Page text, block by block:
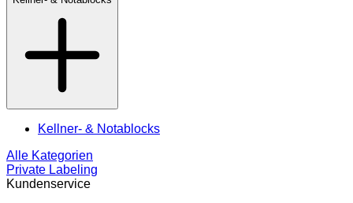
Kellner- & Notablocks
Alle Kategorien
Private Labeling
Kundenservice